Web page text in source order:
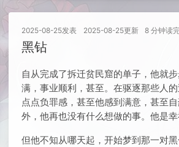
2025-08-25发表 2025-08-25更新 8 分钟读
黑钻
自从完成了拆迁贫民窟的单子，他就
满，事业顺利，甚至。在驱逐那些人
点点负罪感，甚至他感到满意，甚至
外，他再也没有什么想做的事。他是幸
但他不知从哪天起，开始梦到那一对